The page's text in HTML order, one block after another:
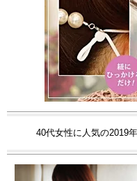
40代女性に人気の2019